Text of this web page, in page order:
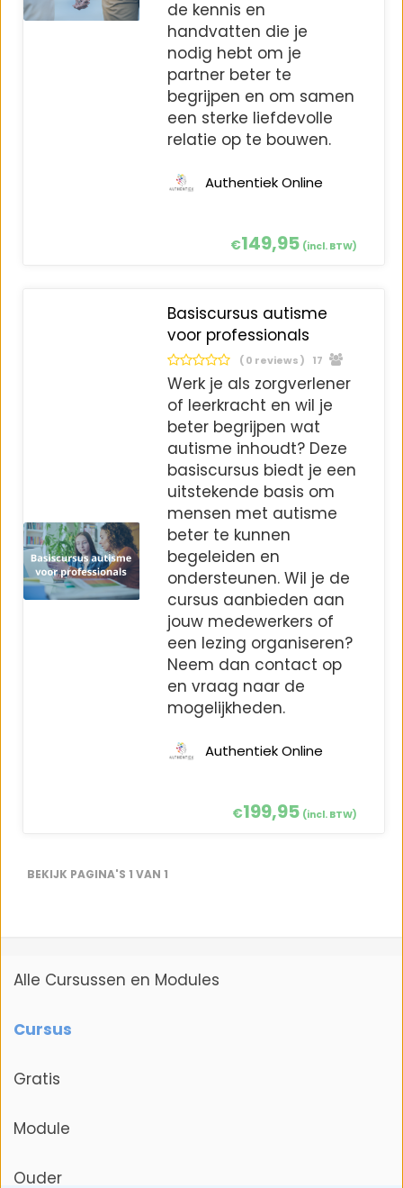
de kennis en
handvatten die je
nodig hebt om je
partner beter te
begrijpen en om samen
een sterke liefdevolle
relatie op te bouwen.
Authentiek Online
€149,95 (incl. BTW)
Basiscursus autisme
voor professionals
( 0 reviews ) 17
Werk je als zorgverlener
of leerkracht en wil je
beter begrijpen wat
autisme inhoudt? Deze
basiscursus biedt je een
uitstekende basis om
mensen met autisme
beter te kunnen
begeleiden en
ondersteunen. Wil je de
cursus aanbieden aan
jouw medewerkers of
een lezing organiseren?
Neem dan contact op
en vraag naar de
mogelijkheden.
Authentiek Online
€199,95 (incl. BTW)
BEKIJK PAGINA'S 1 VAN 1
Alle Cursussen en Modules
Cursus
Gratis
Module
Ouder